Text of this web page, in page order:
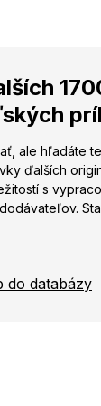
ale hľadáte
ďalších
s
do databázy